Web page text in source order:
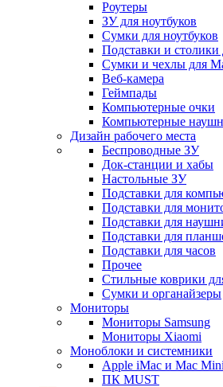
Роутеры
ЗУ для ноутбуков
Сумки для ноутбуков
Подставки и столики
Сумки и чехлы для
Веб-камера
Геймпады
Компьютерные очки
Компьютерные
Дизайн рабочего места
Беспроводные ЗУ
Док-станции и хабы
Настольные ЗУ
Подставки для
Подставки для
Подставки для
Подставки для
Подставки для часов
Прочее
Стильные коврики
Сумки и органайзеры
Мониторы
Мониторы Samsung
Мониторы Xiaomi
Моноблоки и системники
Apple iMac и Mac Mini
ПК MUST